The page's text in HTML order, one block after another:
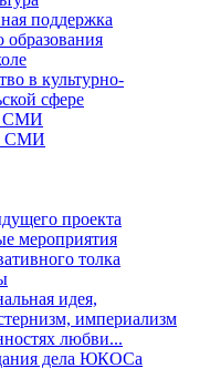
поддержка
образования
в культурно-
сфере
СМИ
СМИ
проекта
мероприятия
толка
идея,
империализм
любви...
дела ЮКОСа